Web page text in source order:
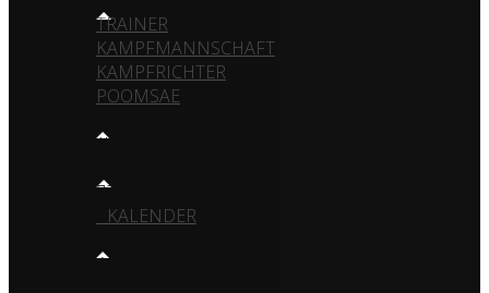
TRAINER
KAMPFMANNSCHAFT
KAMPFRICHTER
POOMSAE
TRAINING
TRAININGSZEITEN
KALENDER
MEDIA